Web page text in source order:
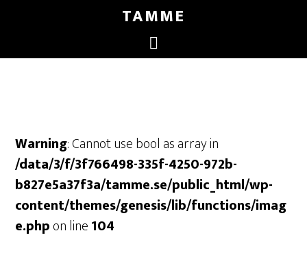
TAMME
Warning: Cannot use bool as array in
/data/3/f/3f766498-335f-4250-972b-
b827e5a37f3a/tamme.se/public_html/wp-
content/themes/genesis/lib/functions/imag
e.phpon line104